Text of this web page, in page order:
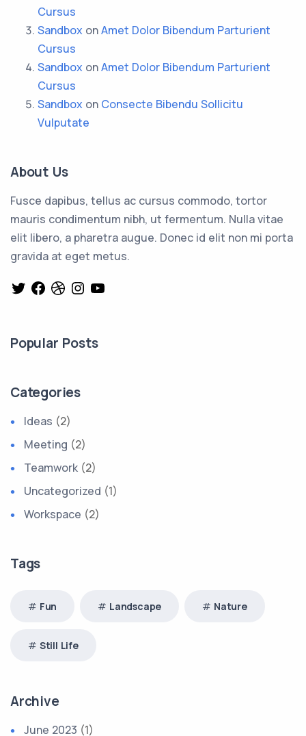
Cursus
Sandbox onAmet Dolor Bibendum Parturient
Cursus
Sandbox onAmet Dolor Bibendum Parturient
Cursus
Sandbox on Consecte Bibendu Sollicitu
Vulputate
About Us
Fusce dapibus, tellus ac cursus commodo, tortor
mauris condimentum nibh, ut fermentum. Nulla vitae
elit libero, a pharetra augue. Donec id elit non mi porta
gravida at eget metus.
Twitter
Facebook
DribbbleInstagram
Popular Posts
Categories
Ideas (2)
Meeting (2)
Teamwork (2)
Uncategorized (1)
Workspace (2)
Tags
Fun Landscape Nature
Still Life
Archive
June 2023 (1)